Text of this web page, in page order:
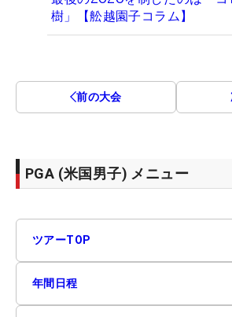
樹」【舩越園子コラム】
前の大会
PGA (米国男子) メニュー
ツアーTOP
年間日程